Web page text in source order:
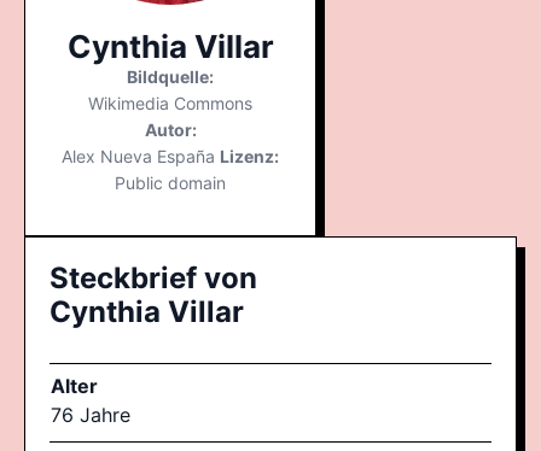
Cynthia Villar
Bildquelle:
Wikimedia Commons
Autor:
Alex Nueva España Lizenz:
Public domain
Steckbrief von
Cynthia Villar
Alter
76 Jahre